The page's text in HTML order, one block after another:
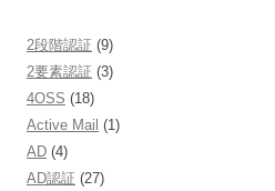
2段階認証 (9)
2要素認証 (3)
4OSS (18)
Active Mail (1)
AD (4)
AD認証 (27)